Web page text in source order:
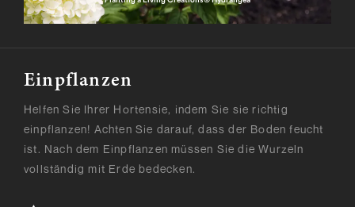
Einpflanzen
Helfen Sie Ihrer Hortensie, indem Sie sie richtig
einpflanzen! Achten Sie darauf, dass der Boden feucht
ist. Nach dem Einpflanzen müssen Sie die Wurzeln
vollständig mit Erde bedecken.